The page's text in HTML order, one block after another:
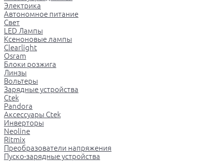
Электрика
Автономное питание
Свет
LED Лампы
Ксеноновые лампы
Clearlight
Osram
Блоки розжига
Линзы
Вольтеры
Зарядные устройства
Ctek
Pandora
Аксессуары Ctek
Инверторы
Neoline
Ritmix
Преобразователи напряжения
Пуско-зарядные устройства